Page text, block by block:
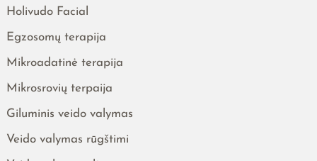
Holivudo Facial
Egzosomų terapija
Mikroadatinė terapija
Mikrosrovių terpaija
Giluminis veido valymas
Veido valymas rūgštimi